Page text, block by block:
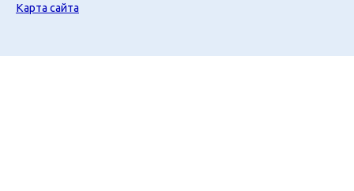
Карта сайта